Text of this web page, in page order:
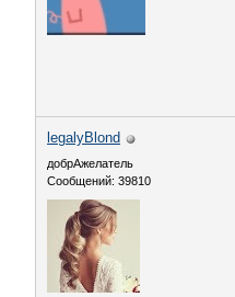
legalyBlond
добрАжелатель
Сообщений: 39810